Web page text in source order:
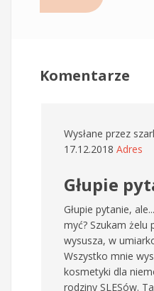
Komentarze
Wysłane przez
17.12.2018 Adres
Głupie
Głupie pytanie,
myć? Szukam żelu
wysusza, w
Wszystko mnie
kosmetyki dla
rodziny SLESów.